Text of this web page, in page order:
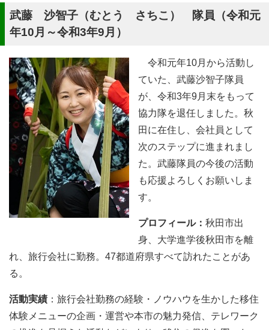
武藤 沙智子（むとう さちこ） 隊員（令和元
年10月～令和3年9月）
令和元年10月から活動し
ていた、武藤沙智子隊員
が、令和3年9月末をもって
協力隊を退任しました。秋
田に在住し、会社員として
次のステップに進まれまし
た。武藤隊員の今後の活動
も応援よろしくお願いしま
す。
プロフィール： 秋田市出
身、大学進学後秋田市を離
れ、旅行会社に勤務。47都道府県すべて訪れたことがあ
る。
活動実績 ：旅行会社勤務の経験・ノウハウを生かした移住
体験メニューの企画・運営や本市の魅力発信、テレワーク